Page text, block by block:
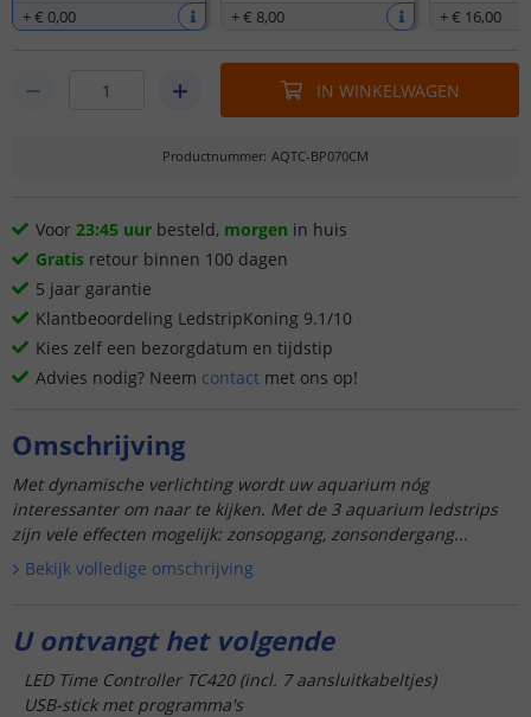
+€ 0,00
+€ 8,00
+€ 16,00
IN WINKELWAGEN
Productnummer: AQTC-BP070CM
Voor 23:45 uur besteld, morgen in huis
Gratis retour binnen 100 dagen
5 jaar garantie
Klantbeoordeling LedstripKoning 9.1/10
Kies zelf een bezorgdatum en tijdstip
Advies nodig? Neem contact met ons op!
Omschrijving
Met dynamische verlichting wordt uw aquarium nóg
interessanter om naar te kijken. Met de 3 aquarium ledstrips
zijn vele effecten mogelijk: zonsopgang, zonsondergang...
Bekijk volledige omschrijving
U ontvangt het volgende
LED Time Controller TC420 (incl. 7 aansluitkabeltjes)
USB-stick met programma's